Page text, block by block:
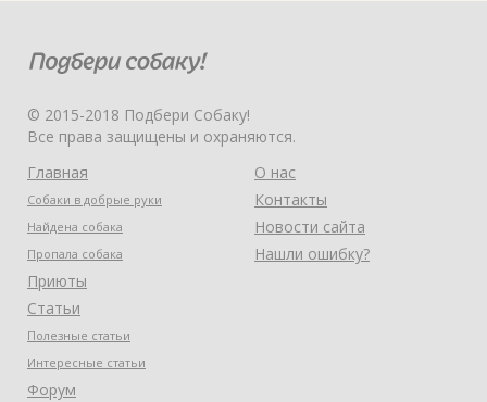
© 2015-2018 Подбери Собаку!
Все права защищены и охраняются.
Главная
Собаки в добрые руки
Найдена собака
Пропала собака
Приюты
Статьи
Полезные статьи
Интересные статьи
Форум
О нас
Контакты
Новости сайта
Нашли ошибку?